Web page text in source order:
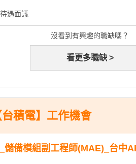
遇面議
沒看到有興趣的職缺嗎？
看更多職缺 >
積電】工作機會
儲備模組副工程師(MAE)_台中